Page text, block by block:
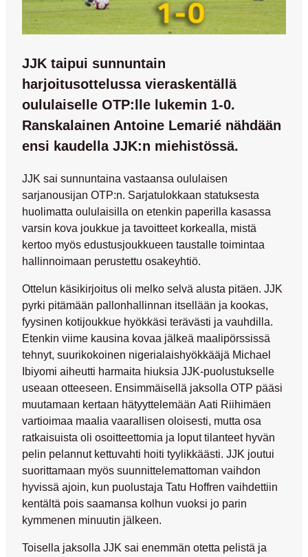
JJK taipui sunnuntain
harjoitusottelussa vieraskentällä
oululaiselle OTP:lle lukemin 1-0.
Ranskalainen Antoine Lemarié nähdään
ensi kaudella JJK:n miehistössä.
JJK sai sunnuntaina vastaansa oululaisen
sarjanousijan OTP:n. Sarjatulokkaan statuksesta
huolimatta oululaisilla on etenkin paperilla kasassa
varsin kova joukkue ja tavoitteet korkealla, mistä
kertoo myös edustusjoukkueen taustalle toimintaa
hallinnoimaan perustettu osakeyhtiö.
Ottelun käsikirjoitus oli melko selvä alusta pitäen. JJK
pyrki pitämään pallonhallinnan itsellään ja kookas,
fyysinen kotijoukkue hyökkäsi terävästi ja vauhdilla.
Etenkin viime kausina kovaa jälkeä maalipörssissä
tehnyt, suurikokoinen nigerialaishyökkääjä Michael
Ibiyomi aiheutti harmaita hiuksia JJK-puolustukselle
useaan otteeseen. Ensimmäisellä jaksolla OTP pääsi
muutamaan kertaan hätyyttelemään Aati Riihimäen
vartioimaa maalia vaarallisen oloisesti, mutta osa
ratkaisuista oli osoitteettomia ja loput tilanteet hyvän
pelin pelannut kettuvahti hoiti tyylikkäästi. JJK joutui
suorittamaan myös suunnittelemattoman vaihdon
hyvissä ajoin, kun puolustaja Tatu Hoffren vaihdettiin
kentältä pois saamansa kolhun vuoksi jo parin
kymmenen minuutin jälkeen.
Toisella jaksolla JJK sai enemmän otetta pelistä ja